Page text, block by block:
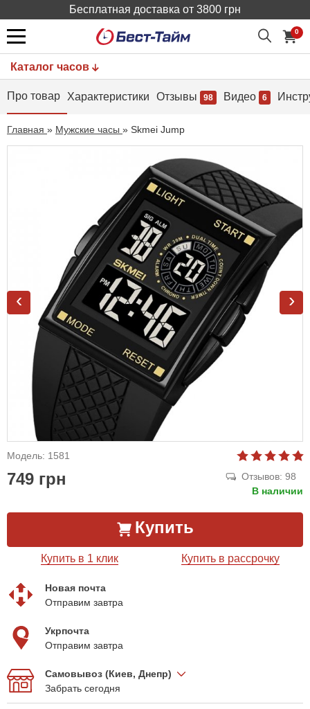
Бесплатная доставка от 3800 грн
0
Каталог часов
Про товар Характеристики Отзывы 98 Видео 6
Главная » Мужские часы » Skmei Jump
‹ ›
Модель: 1581
749 грн
Отзывов: 98
В наличии
Купить
Купить в 1 клик Купить в рассрочку
Новая почта
Отправим завтра
Укрпочта
Отправим завтра
Самовывоз (Киев, Днепр)
Забрать сегодня